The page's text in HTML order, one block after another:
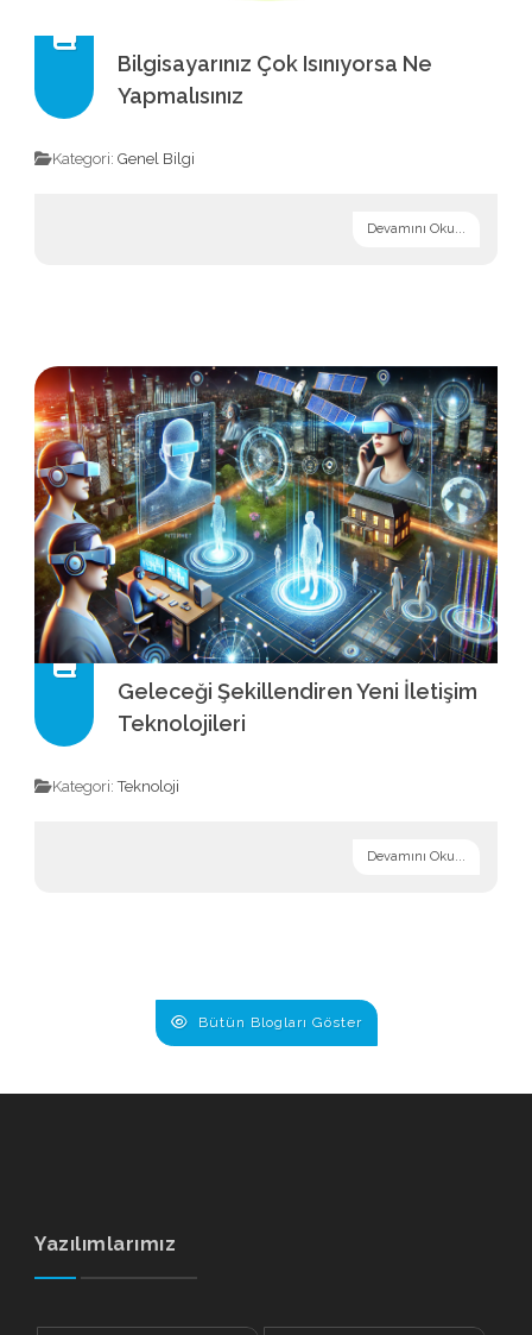
Bilgisayarınız Çok Isınıyorsa Ne
Yapmalısınız
Kategori: Genel Bilgi
Devamını Oku...
Geleceği Şekillendiren Yeni İletişim
Teknolojileri
Kategori:Teknoloji
Devamını Oku...
Bütün Blogları Göster
Yazılımlarımız